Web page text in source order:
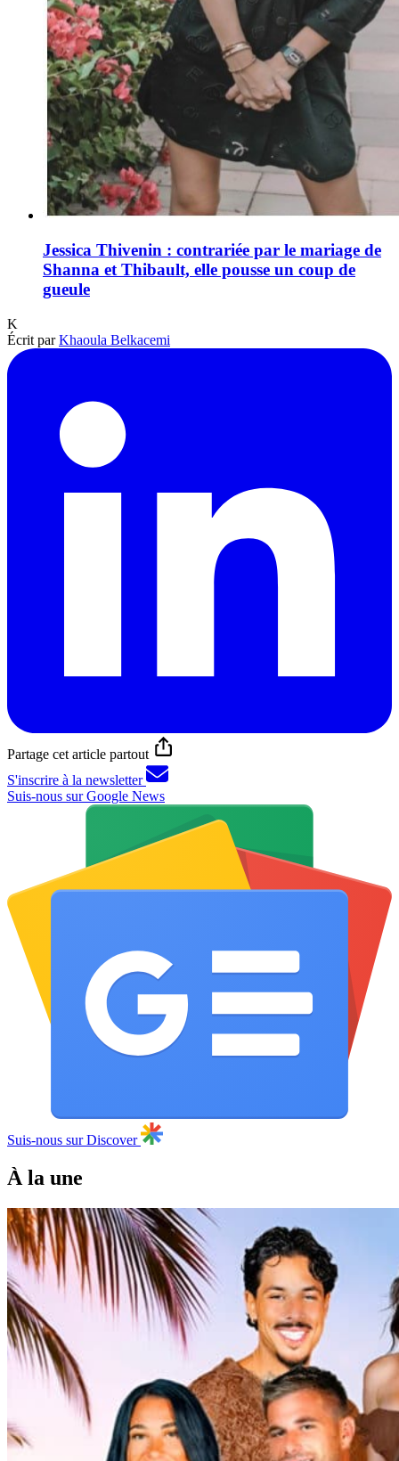
Jessica Thivenin : contrariée par le mariage de
Shanna et Thibault, elle pousse un coup de
gueule
K
Écrit parKhaoula Belkacemi
Partage cet article partout
S'inscrire à la newsletter
Suis-nous sur Google News
Suis-nous sur Discover
À la une